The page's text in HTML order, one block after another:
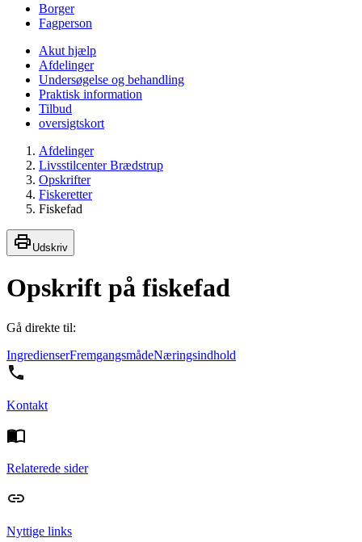
Borger
Fagperson
Akut hjælp
Afdelinger
Undersøgelse og behandling
Praktisk information
Tilbud
oversigtskort
Afdelinger
Livsstilcenter Brædstrup
Opskrifter
Fiskeretter
Fiskefad
Udskriv
Opskrift på fiskefad
Gå direkte til:
IngredienserFremgangsmådeNæringsindhold
Kontakt
Relaterede sider
Nyttige links